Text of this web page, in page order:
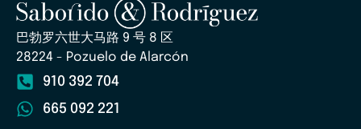
巴勃罗六世大马路 9 号 8 区
28224 - Pozuelo de Alarcón
910 392 704
665 092 221